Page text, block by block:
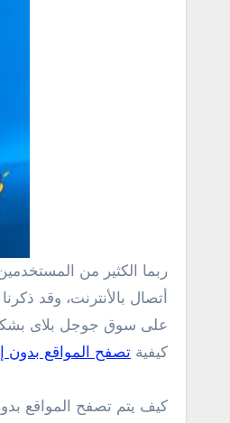
ربما الكثير من المستخدمين يستغربون من هذه الطريقة وهل بالفعل توجد طريقة لتصفح المواقع بدون انترنت للاندرويد .. ؟ نعم ! هناك طريقة لتصفح المواقع بدون الحاجة الى
أتصال بالأنترنت، وقد
على سوق جوجل بلاى بشكل
كيفية تصفح المواقع
كيف يتم تصفح المواقع